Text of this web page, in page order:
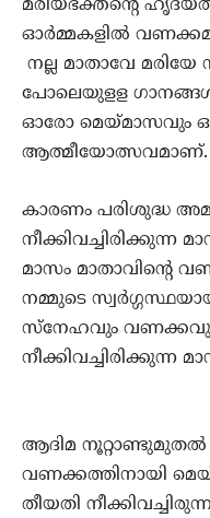
മരിയഭക്തന്റെ
ഓര്‍മ്മകളില്‍
നല്ല മാതാവേ മരിയേ
പോലെയുളള
ഓരോ മെയ്മാസവും
ആത്മീയോത്സവമാണ്.
കാരണം പരിശുദ്ധ
മാസം മാതാവിന്റെ
നമ്മുടെ
സ്‌നേഹവും വണക്കവും
നീക്കിവച്ചിരിക്കുന്ന
ആദിമ നൂറ്റാണ്ടുമുതല്‍
വണക്കത്തിനായി
തീയതി